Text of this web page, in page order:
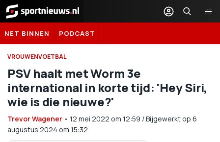
Sportnieuws.nl
NET BINNEN PODCAST
VROUWENVOETBAL
PSV haalt met Worm 3e
international in korte tijd: 'Hey Siri,
wie is die nieuwe?'
Trevor Wagener • 12 mei 2022 om 12:59 /Bijgewerkt op 6
augustus 2024 om 15:32